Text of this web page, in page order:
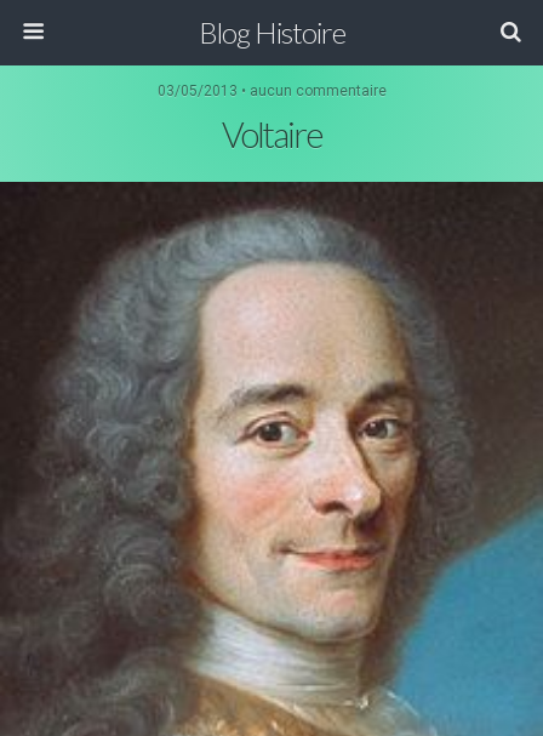
Blog Histoire
03/05/2013 • aucun commentaire
Voltaire